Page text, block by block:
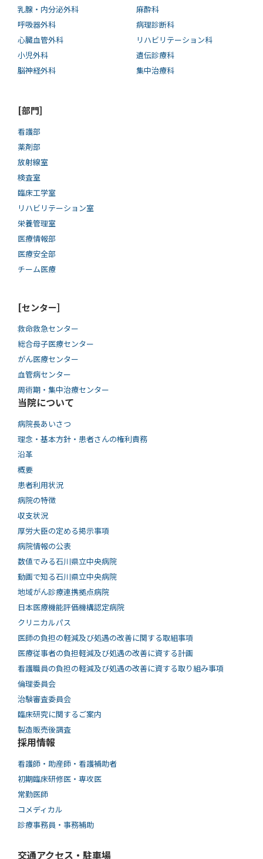
乳腺・内分泌外科
呼吸器外科
心臓血管外科
小児外科
脳神経外科
麻酔科
病理診断科
リハビリテーション科
遺伝診療科
集中治療科
[部門]
看護部
薬剤部
放射線室
検査室
臨床工学室
リハビリテーション室
栄養管理室
医療情報部
医療安全部
チーム医療
[センター]
救命救急センター
総合母子医療センター
がん医療センター
血管病センター
周術期・集中治療センター
当院について
病院長あいさつ
理念・基本方針・患者さんの権利責務
沿革
概要
患者利用状況
病院の特徴
収支状況
厚労大臣の定める掲示事項
病院情報の公表
数値でみる石川県立中央病院
動画で知る⽯川県⽴中央病院
地域がん診療連携拠点病院
日本医療機能評価機構認定病院
クリニカルパス
医師の負担の軽減及び処遇の改善に関する取組事項
医療従事者の負担軽減及び処遇の改善に資する計画
看護職員の負担の軽減及び処遇の改善に資する取り組み事項
倫理委員会
治験審査委員会
臨床研究に関するご案内
製造販売後調査
採用情報
看護師・助産師・看護補助者
初期臨床研修医・専攻医
常勤医師
コメディカル
診療事務員・事務補助
交通アクセス・駐車場